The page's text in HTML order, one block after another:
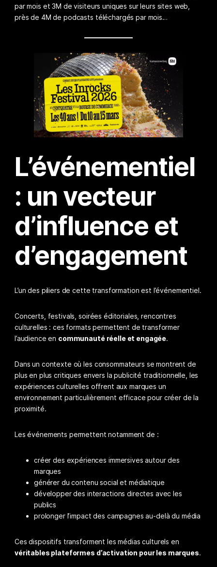
par mois et 3M de visiteurs uniques sur leurs sites web,
près de 4M de podcasts téléchargés par mois…
L’événementiel
: un vecteur
d’influence et
d’engagement
L’un des piliers de cette transformation est l’événementiel.
Concerts, festivals, soirées éditoriales, rencontres
culturelles : ces formats permettent de transformer
l’audience en communauté réelle et engagée.
Dans un contexte où les consommateurs se montrent de
plus en plus critiques envers la publicité traditionnelle, les
expériences culturelles offrent aux marques un
environnement particulièrement efficace pour créer de la
proximité.
Les événements permettent notamment de :
créer des expériences immersives autour des
marques
générer du contenu social et médiatique
développer des interactions directes avec les
publics
prolonger l’impact des campagnes au-delà du média
Ces dispositifs transforment les médias culturels en
véritables plateformes d’activation pour les marques.